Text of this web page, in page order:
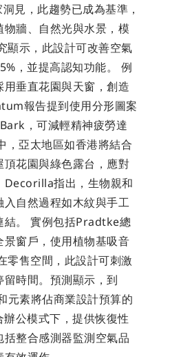
見，此趨勢已成為基準，
牆、自然光與水景，模
顯示，此設計可改善空氣
，並提高認知功能。 例
垂直花園與天窗，創造
報告提到使用分形圖案
，可減輕精神疲勞達
，亞太地區如香港將結合
頂花園與綠色露台，應對
Decorilla指出，生物親和
入自然過程如木紋與手工
結。 實例包括Pradtke總
景窗戶，使用植物基吸音
零售空間，此設計可刺激
時間。預測顯示，到
元素將佔商業設計預算的
公模式下，提供恢復性
括整合感測器監測空氣品